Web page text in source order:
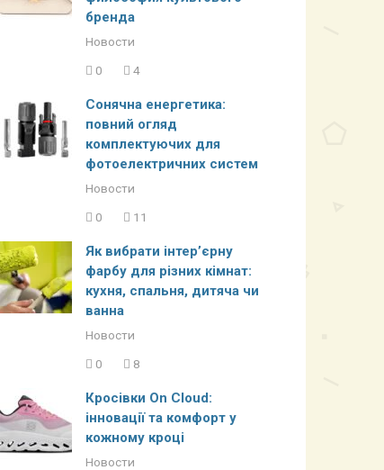
бренда
Новости
0
4
Сонячна енергетика:
повний огляд
комплектуючих для
фотоелектричних систем
Новости
0
11
Як вибрати інтер’єрну
фарбу для різних кімнат:
кухня, спальня, дитяча чи
ванна
Новости
0
8
Кросівки On Cloud:
інновації та комфорт у
кожному кроці
Новости